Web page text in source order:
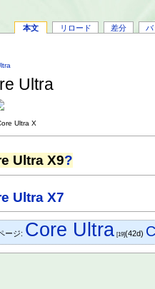
本文 リロード 差分 バ
Ultra
Ultra X
Ultra X9?
Ultra X7
ージ: Core Ultra [19](42d)